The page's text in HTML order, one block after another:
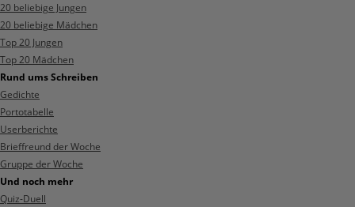
20 beliebige Jungen
20 beliebige Mädchen
Top 20 Jungen
Top 20 Mädchen
Rund ums Schreiben
Gedichte
Portotabelle
Userberichte
Brieffreund der Woche
Gruppe der Woche
Und noch mehr
Quiz-Duell